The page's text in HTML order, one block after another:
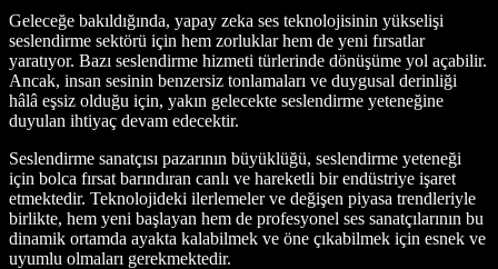
Geleceğe bakıldığında, yapay zeka ses teknolojisinin yükselişi
seslendirme sektörü için hem zorluklar hem de yeni fırsatlar
yaratıyor. Bazı seslendirme hizmeti türlerinde dönüşüme yol açabilir.
Ancak, insan sesinin benzersiz tonlamaları ve duygusal derinliği
hâlâ eşsiz olduğu için, yakın gelecekte seslendirme yeteneğine
duyulan ihtiyaç devam edecektir.
Seslendirme sanatçısı pazarının büyüklüğü, seslendirme yeteneği
için bolca fırsat barındıran canlı ve hareketli bir endüstriye işaret
etmektedir. Teknolojideki ilerlemeler ve değişen piyasa trendleriyle
birlikte, hem yeni başlayan hem de profesyonel ses sanatçılarının bu
dinamik ortamda ayakta kalabilmek ve öne çıkabilmek için esnek ve
uyumlu olmaları gerekmektedir.